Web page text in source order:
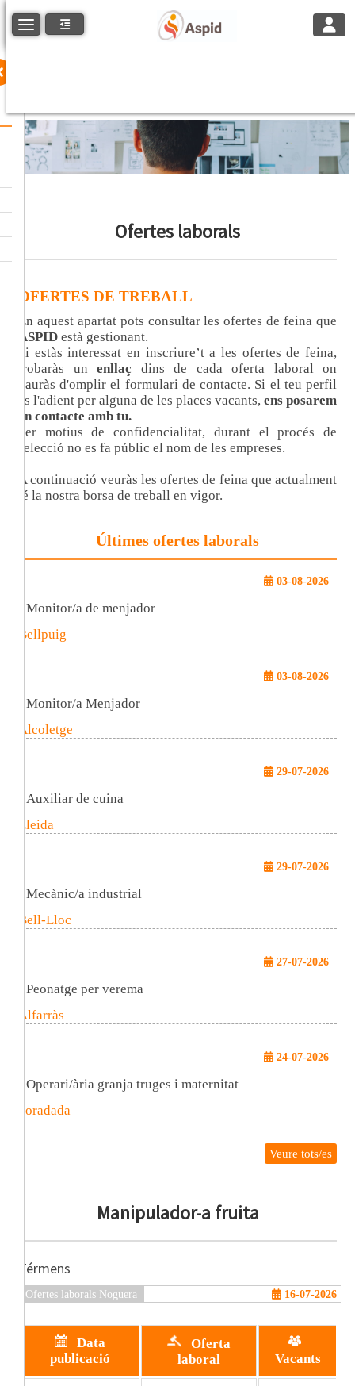
Toggle navigation
Ofertes laborals
OFERTES DE TREBALL
En aquest apartat pots consultar les ofertes de feina que
ASPID està gestionant.
Si estàs interessat en inscriure’t a les ofertes de feina,
trobaràs un enllaç dins de cada oferta laboral on
hauràs d'omplir el formulari de contacte. Si el teu perfil
es l'adient per alguna de les places vacants, ens posarem
en contacte amb tu.
Per motius de confidencialitat, durant el procés de
selecció no es fa públic el nom de les empreses.
A continuació veuràs les ofertes de feina que actualment
té la nostra borsa de treball en vigor.
Últimes ofertes laborals
Monitor/a de menjador
Bellpuig
03-08-2026
Monitor/a Menjador
Alcoletge
03-08-2026
Auxiliar de cuina
Lleida
29-07-2026
Mecànic/a industrial
Bell-Lloc
29-07-2026
Peonatge per verema
Alfarràs
27-07-2026
Operari/ària granja truges i maternitat
Foradada
24-07-2026
Veure tots/es
Manipulador-a fruita
Térmens
Ofertes laborals Noguera 16-07-2026
Data
publicació
Oferta
laboral
Vacants